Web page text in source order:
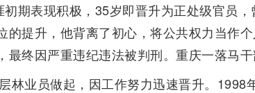
期表现积极，35岁即晋升为正处级官员
的提升，他背离了初心，将公共权力当作
终因严重违纪违法被判刑。重庆一落马干
林业员做起，因工作努力迅速晋升。1998